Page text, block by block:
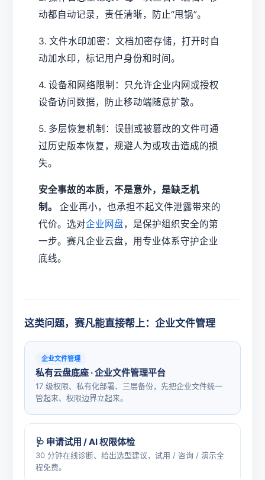
动都自动记录，责任清晰，防止“甩锅”。
3. 文件水印加密：文档加密存储，打开时自
动加水印，标记用户身份和时间。
4. 设备和网络限制：只允许企业内网或授权
设备访问数据，防止移动端随意扩散。
5. 多层恢复机制：误删或被篡改的文件可通
过历史版本恢复，规避人为或攻击造成的损
失。
安全事故的本质，不是意外，是缺乏机
制。
企业再小，也承担不起文件泄露带来的
代价。选对企业网盘，是保护组织安全的第
一步。赛凡企业云盘，用专业体系守护企业
底线。
这类问题，赛凡能直接帮上：企业文件管理
企业文件管理
私有云盘底座 · 企业文件管理平台
17 级权限、私有化部署、三层备份，先把企业文件统一
管起来、权限边界立起来。
🩺 申请试用 / AI 权限体检
30 分钟在线诊断、给出选型建议，试用 / 咨询 / 演示全
程免费。